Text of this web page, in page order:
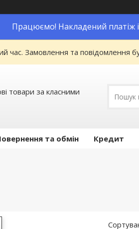
Працюємо! Накладений платіж
час. Замовлення та повідомлення
товари за класними
та обмін Кредит